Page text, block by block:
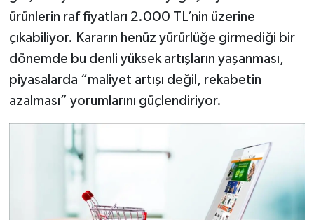
ürünlerin raf fiyatları 2.000 TL’nin üzerine
çıkabiliyor. Kararın henüz yürürlüğe girmediği bir
dönemde bu denli yüksek artışların yaşanması,
piyasalarda “maliyet artışı değil, rekabetin
azalması” yorumlarını güçlendiriyor.